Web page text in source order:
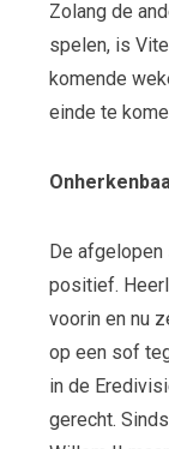
Zolang de
spelen, is
komende
einde te
De
positief.
voorin en nu
op een sof
in de
gerecht.